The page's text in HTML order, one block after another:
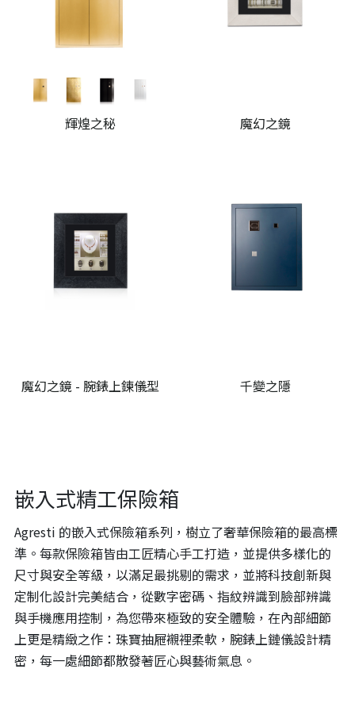
輝煌之秘 魔幻之鏡
魔幻之鏡 - 腕錶上鍊儀型 千變之隱
嵌入式精工保險箱
Agresti 的嵌入式保險箱系列，樹立了奢華保險箱的最高標
準。每款保險箱皆由工匠精心手工打造，並提供多樣化的
尺寸與安全等級，以滿足最挑剔的需求，並將科技創新與
定制化設計完美結合，從數字密碼、指紋辨識到臉部辨識
與手機應用控制，為您帶來極致的安全體驗，在內部細節
上更是精緻之作：珠寶抽屜襯裡柔軟，腕錶上鏈儀設計精
密，每一處細節都散發著匠心與藝術氣息。